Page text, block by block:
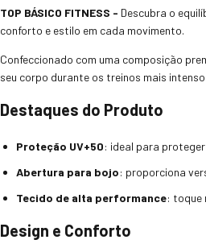
TOP BÁSICO FITNESS - Descubra o
conforto e estilo em cada movimento.
Confeccionado com uma composição
seu corpo durante os treinos mais
Destaques do Produto
Proteção UV+50: ideal para
Abertura para bojo: proporciona
Tecido de alta performance: toque
Design e Conforto